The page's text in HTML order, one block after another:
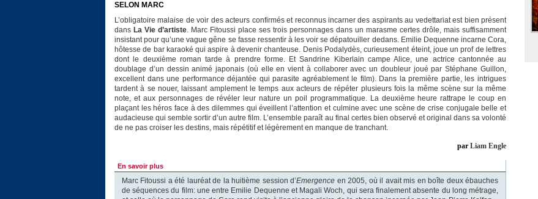
SELON MARC
L’obligatoire malaise de voir des acteurs confirmés et reconnus incarner des aspirants au vedettariat est bien présent
dans La Vie d’artiste. Marc Fitoussi place ses trois personnages dans un marasme certes drôle, mais suffisamment
insistant pour qu’une vague gêne se fasse ressentir à les voir se dépatouiller dedans. Emilie Dequenne incarne Cora,
hôtesse de bar karaoké qui aspire à devenir chanteuse. Denis Podalydès, curieusement éteint, joue un prof de lettres
dont le deuxième roman tarde à prendre forme. Et Sandrine Kiberlain campe Alice, une actrice cantonnée au
doublage d’un dessin animé japonais (où elle en vient à collaborer avec un doubleur joué par Stéphane Guillon,
excellent dans une performance déjantée qui parasite agréablement le film). Dans la première partie, les intrigues
tardent à se nouer, laissant amplement le temps aux acteurs de répéter plusieurs fois la même scène sur la même
note, et aux personnages de révéler leur nature un poil programmatique. La deuxième heure rattrape le coup en
plaçant les héros face à des dilemmes qui éveillent l’attention et culmine avec une scène de crise conjugale belle et
audacieuse qui semble sortir d’un autre film. L’ensemble paraît au final certes bien observé et original dans sa volonté
de ne pas croiser les destins, mais répétitif et légèrement en manque de tranchant.
par Liam Engle
En savoir plus
Marc Fitoussi a été lauréat de la huitième session d’Emergence en 2005, où il avait mis en boîte deux ébauches
de séquences du film: une entre Emilie Dequenne et Magali Woch, qui sera finalement absente du long métrage,